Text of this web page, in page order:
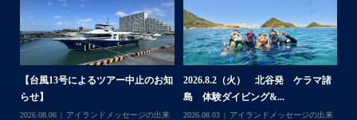
BBQ、シュノーケリングとお楽しみ頂いております
・
・
何ヶ月も前からやり取りさせて頂き温めていたご予約でし
たので、お天気とコンディションに恵まれて、皆さん大満
足な一日を過ごして頂けて本当によかったです
【台風13号によるツアー中止のお知
らせ】
2026.08.06
アイランドメッセージの出来
2026.8.2（火） 北谷発 ケラマ諸
島 体験ダイビング&...
2026.08.03
アイランドメッセージの出来